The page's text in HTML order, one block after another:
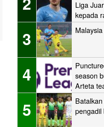
Liga
kepada
Man City
3
4
season
Arteta
5
pengadil